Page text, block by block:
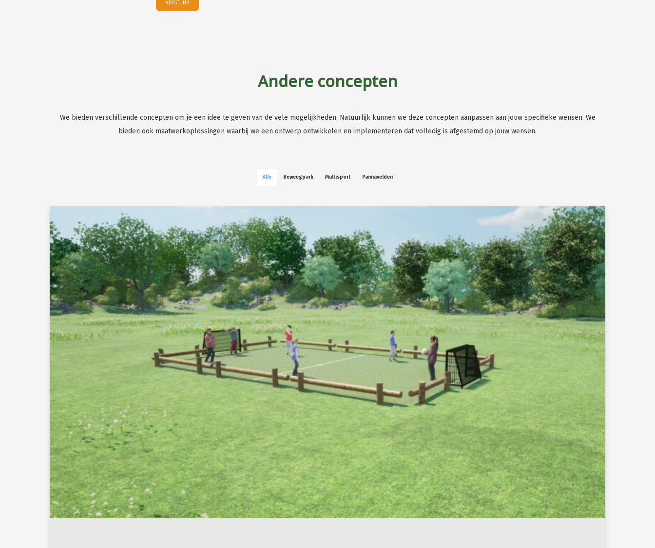
Andere concepten
We bieden verschillende concepten om je een idee te geven van de vele mogelijkheden. Natuurlijk kunnen we deze concepten aanpassen aan jouw specifieke wensen. We
bieden ook maatwerkoplossingen waarbij we een ontwerp ontwikkelen en implementeren dat volledig is afgestemd op jouw wensen.
Alle Beweegpark Multisport Pannavelden